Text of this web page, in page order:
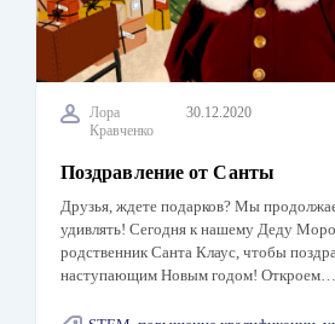
Лора
Кравченко
30.12.2020
Поздравление от Санты
Друзья, ждете подарков? Мы
удивлять! Сегодня к нашему Деду
родственник Санта Клаус, чтобы
наступающим Новым годом! Откроем…